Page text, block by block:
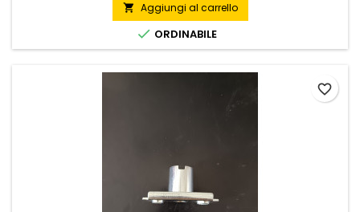
 Aggiungi al carrello
 ORDINABILE
favorite_border